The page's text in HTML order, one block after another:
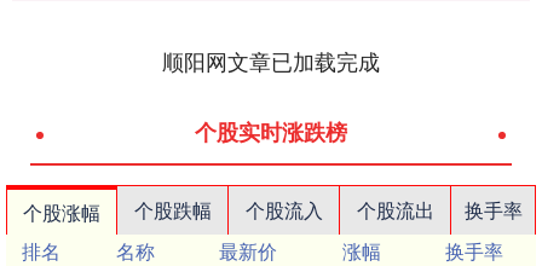
顺阳网文章已加载完成
个股实时涨跌榜
个股涨幅 个股跌幅 个股流入 个股流出
换手率
排名
名称 最新价 涨幅
换手率